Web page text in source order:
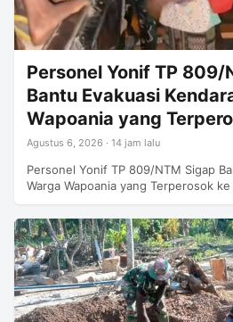
Personel Yonif TP 809/
Bantu Evakuasi
Wapoania yang
Agustus 6, 2026 · 14 jam lalu
Personel Yonif TP 809/NTM Sigap
Warga Wapoania yang Terperosok